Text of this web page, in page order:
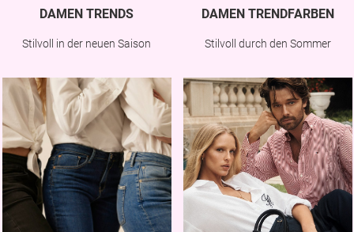
DAMEN TRENDS
Stilvoll in der neuen Saison
DAMEN TRENDFARBEN
Stilvoll durch den Sommer